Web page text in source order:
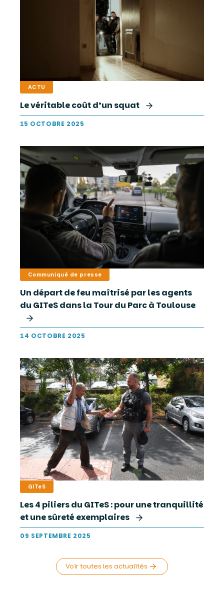
ACTU
Le véritable coût d’un squat
15 OCTOBRE 2025
Communiqué de presse
Un départ de feu maîtrisé par les agents
du GITeS dans la Tour du Parc à Toulouse
14 OCTOBRE 2025
GITeS
Les 4 piliers du GITeS : pour une tranquillité
et une sûreté exemplaires
09 SEPTEMBRE 2025
Voir toutes les actualités